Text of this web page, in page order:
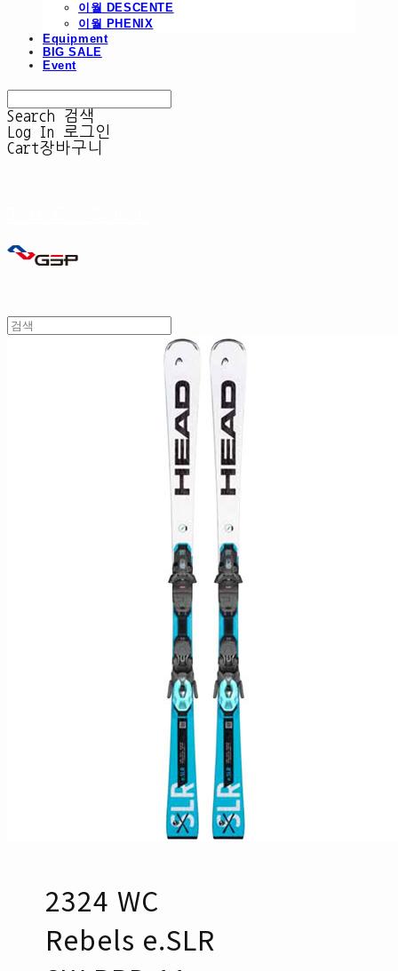
이월 DESCENTE
이월 PHENIX
Equipment
BIG SALE
Event
Search
검색
Log In
로그인
Cart장바구니
2324 WC
Rebels e.SLR